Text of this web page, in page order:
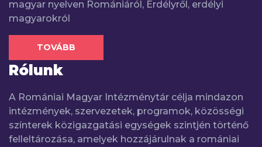
magyar nyelven Romániáról, Erdélyről, erdélyi
magyarokról
TOVÁBB
Rólunk
A Romániai Magyar Intézménytár célja mindazon
intézmények, szervezetek, programok, közösségi
színterek közigazgatási egységek szintjén történő
felleltározása, amelyek hozzájárulnak a romániai